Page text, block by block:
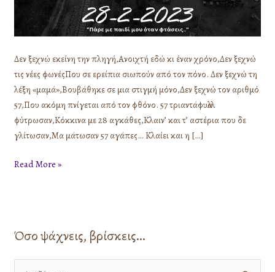
Δεν ξεχνώ εκείνη την πληγή,Ανοιχτή εδώ κι έναν χρόνο,Δεν ξεχνώ
τις νέες φωνέςΠου σε ερείπια σιωπούν από τον πόνο. Δεν ξεχνώ τη
λέξη «μαμά»,Βουβάθηκε σε μια στιγμή μόνο,Δεν ξεχνώ τον αριθμό
57,Που ακόμη πνίγεται από τον φθόνο. 57 τριαντάφυλλα
φύτρωσαν,Κόκκινα με 28 αγκάθες,Κλαιν’ και τ’ αστέρια που δε
γλίτωσαν,Μα μάτωσαν 57 αγάπες… Κλαίει και η […]
Read More »
Όσο ψάχνεις, βρίσκεις…